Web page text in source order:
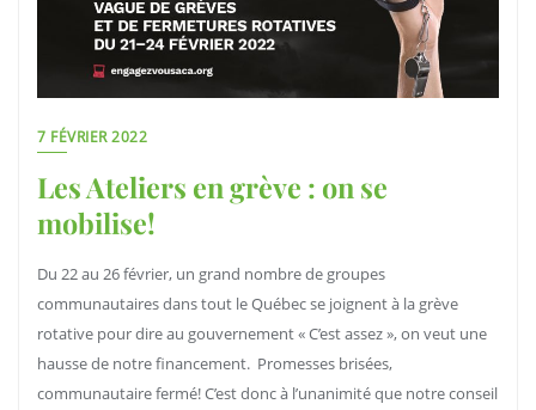
7 FÉVRIER 2022
Les Ateliers en grève : on se
mobilise!
Du 22 au 26 février, un grand nombre de groupes
communautaires dans tout le Québec se joignent à la grève
rotative pour dire au gouvernement « C’est assez », on veut une
hausse de notre financement. Promesses brisées,
communautaire fermé! C’est donc à l’unanimité que notre conseil